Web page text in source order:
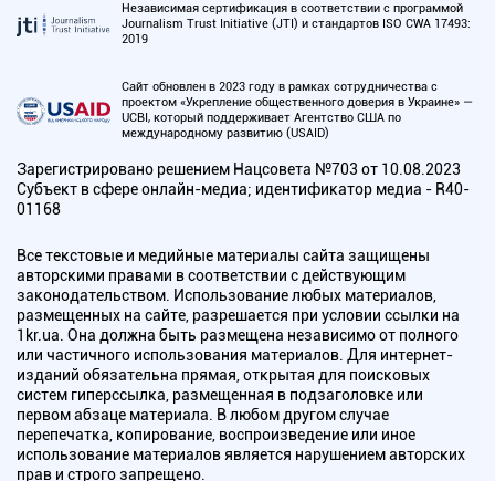
Независимая сертификация в соответствии с программой
Journalism Trust Initiative (JTI) и стандартов ISO CWA 17493:
2019
Сайт обновлен в 2023 году в рамках сотрудничества с
проектом «Укрепление общественного доверия в Украине» —
UCBI, который поддерживает Агентство США по
международному развитию (USAID)
Зарегистрировано решением Нацсовета №703 от 10.08.2023
Субъект в сфере онлайн-медиа; идентификатор медиа - R40-
01168
Все текстовые и медийные материалы сайта защищены
авторскими правами в соответствии с действующим
законодательством. Использование любых материалов,
размещенных на сайте, разрешается при условии ссылки на
1kr.ua. Она должна быть размещена независимо от полного
или частичного использования материалов. Для интернет-
изданий обязательна прямая, открытая для поисковых
систем гиперссылка, размещенная в подзаголовке или
первом абзаце материала. В любом другом случае
перепечатка, копирование, воспроизведение или иное
использование материалов является нарушением авторских
прав и строго запрещено.